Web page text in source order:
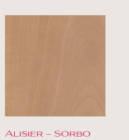
Alisier – Sorbo